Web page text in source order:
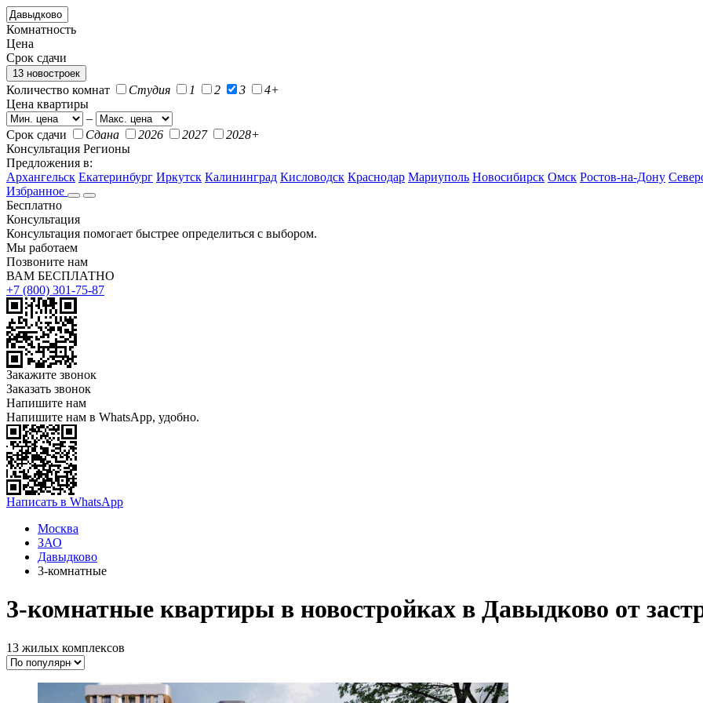
Комнатность
Цена
Срок сдачи
13 новостроек
Количество комнат Студия 1 2 3
4+
Цена квартиры
–
Срок сдачи
Сдана 2026 2027
2028+
Консультация Регионы
Предложения в:
Архангельск Екатеринбург Иркутск Калининград Кисловодск Краснодар Мариуполь Новосибирск Омск Ростов-на-Дону
Избранное
Бесплатно
Консультация
Консультация помогает быстрее определиться с выбором.
Мы работаем
Позвоните нам
ВАМ БЕСПЛАТНО
+7 (800) 301-75-87
Закажите звонок
Заказать звонок
Напишите нам
Напишите нам в WhatsApp, удобно.
Написать в WhatsApp
Москва
ЗАО
Давыдково
3-комнатные
3-комнатные квартиры в новостройках в Давыдково от
13 жилых комплексов